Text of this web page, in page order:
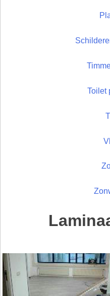
Toilet